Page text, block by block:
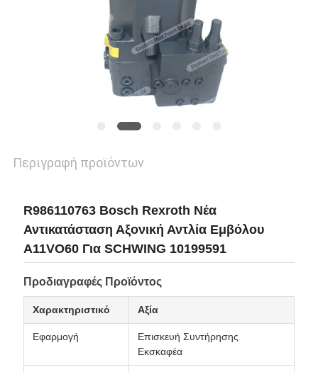
Περιγραφή προϊόντων
R986110763 Bosch Rexroth Νέα
Αντικατάσταση Αξονική Αντλία Εμβόλου
A11VO60 Για SCHWING 10199591
Προδιαγραφές Προϊόντος
Χαρακτηριστικό Αξία
Εφαρμογή
Επισκευή Συντήρησης
Εκσκαφέα